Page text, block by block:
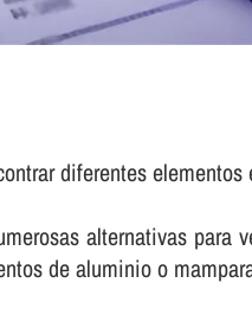
diferentes
alternativas
de aluminio o